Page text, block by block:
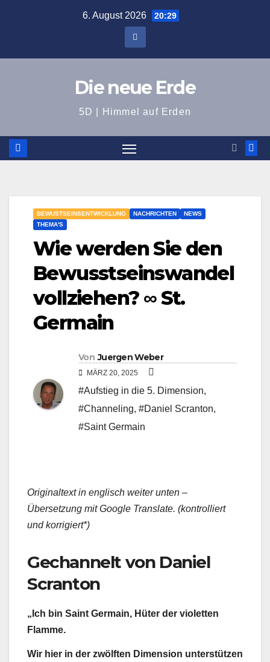
6. August 2026 20:29
Die neue Erde
5D | Himmel auf Erden
BEWUSTSEINSENTWICKLUNG NACHRICHTEN
NEWS
THEMA'S
Wie werden Sie den
Bewusstseinswandel
vollziehen? ∞ St.
Germain
Von Juergen Weber
MÄRZ 20, 2025
#Aufstieg in die 5. Dimension,
#Channeling, #Daniel Scranton,
#Saint Germain
Originaltext in englisch weiter unten –
Übersetzung mit Google Translate. (kontrolliert
und korrigiert*)
Gechannelt von Daniel
Scranton
„Ich bin Saint Germain, Hüter der violetten
Flamme.
Wir hier in der zwölften Dimension unterstützen